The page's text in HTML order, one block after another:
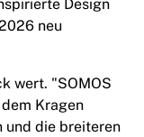
Design
neu
wert. "SOMOS
Kragen
und die breiteren